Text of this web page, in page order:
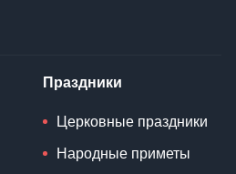
Праздники
Церковные праздники
Народные приметы